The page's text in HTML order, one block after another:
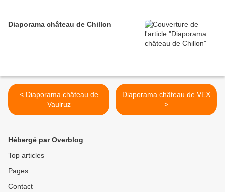
Diaporama château de Chillon
< Diaporama château de
Vaulruz
Diaporama château de VEX
>
Hébergé par Overblog
Top articles
Pages
Contact